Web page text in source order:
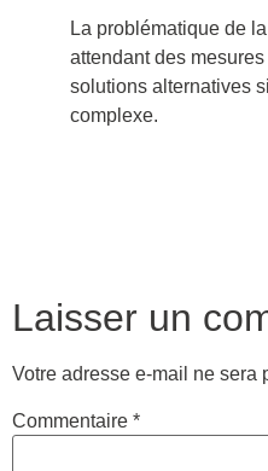
La problématique de la
attendant des
solutions alternatives
complexe.
Laisser un
Votre adresse e-mail ne sera
Commentaire *